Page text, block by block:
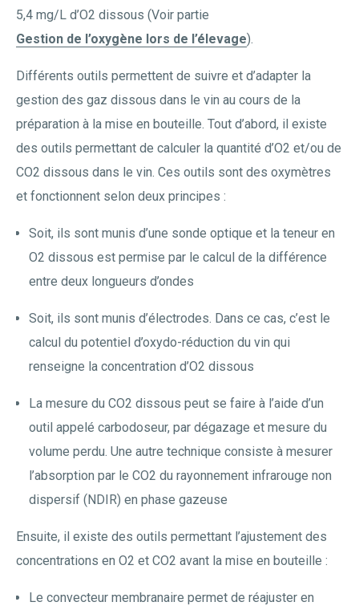
5,4 mg/L d’O2 dissous (Voir partie
Gestion de l’oxygène lors de l’élevage).
Différents outils permettent de suivre et d’adapter la
gestion des gaz dissous dans le vin au cours de la
préparation à la mise en bouteille. Tout d’abord, il existe
des outils permettant de calculer la quantité d’O2 et/ou de
CO2 dissous dans le vin. Ces outils sont des oxymètres
et fonctionnent selon deux principes :
Soit, ils sont munis d’une sonde optique et la teneur en
O2 dissous est permise par le calcul de la différence
entre deux longueurs d’ondes
Soit, ils sont munis d’électrodes. Dans ce cas, c’est le
calcul du potentiel d’oxydo-réduction du vin qui
renseigne la concentration d’O2 dissous
La mesure du CO2 dissous peut se faire à l’aide d’un
outil appelé carbodoseur, par dégazage et mesure du
volume perdu. Une autre technique consiste à mesurer
l’absorption par le CO2 du rayonnement infrarouge non
dispersif (NDIR) en phase gazeuse
Ensuite, il existe des outils permettant l’ajustement des
concentrations en O2 et CO2 avant la mise en bouteille :
Le convecteur membranaire permet de réajuster en